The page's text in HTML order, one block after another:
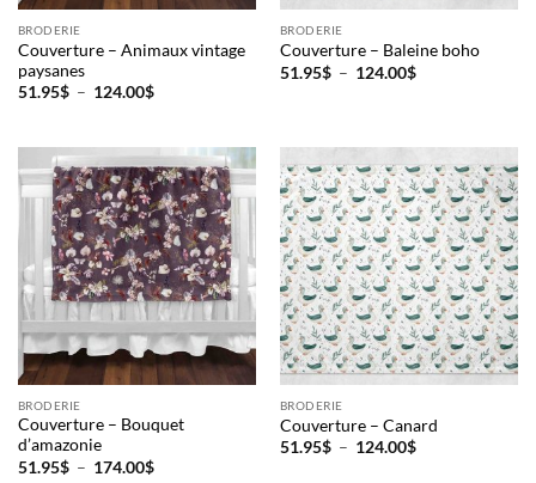
BRODERIE
Couverture – Animaux vintage
paysanes
51.95$ – 124.00$Plage
à
124.00$
BRODERIE
Couverture – Baleine boho
51.95$ – 124.00$Plage
124.00$
BRODERIE
Couverture – Bouquet
d’amazonie
51.95$ – 174.00$Plage
BRODERIE
Couverture – Canard
51.95$ – 124.00$Plage